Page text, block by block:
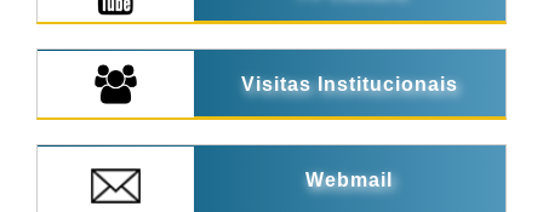
Visitas Institucionais
Webmail